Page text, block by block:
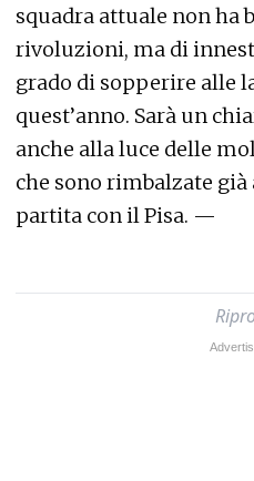
squadra attuale non ha
rivoluzioni, ma di
grado di sopperire alle
quest’anno. Sarà un
anche alla luce delle
che sono rimbalzate
partita con il Pisa. —